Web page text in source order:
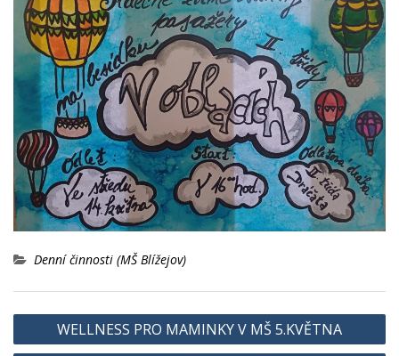
Denní činnosti (MŠ Blížejov)
Navigace
pro
WELLNESS PRO MAMINKY V MŠ 5.KVĚTNA